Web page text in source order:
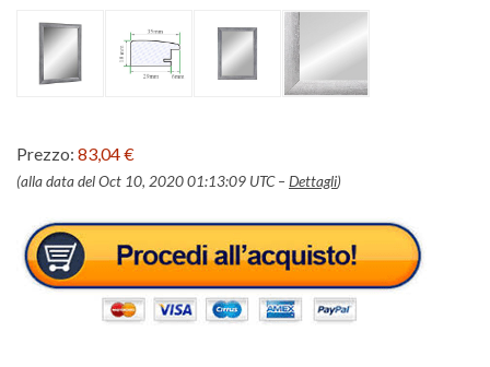
Prezzo: 83,04 €
(alla data del Oct 10, 2020 01:13:09 UTC – Dettagli)